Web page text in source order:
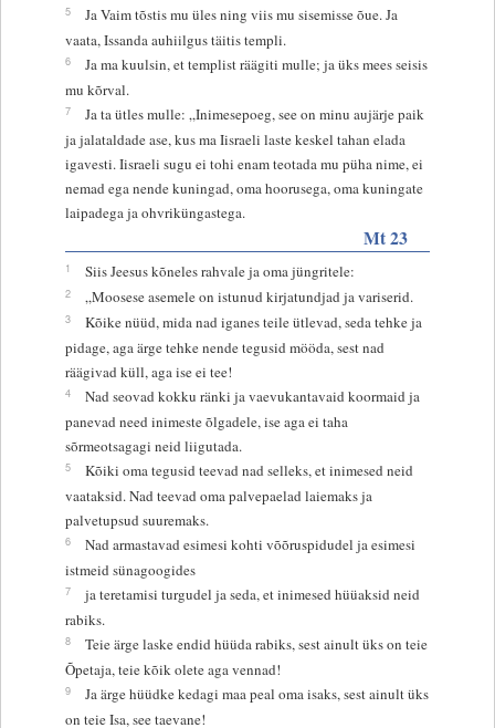
5
Ja Vaim tõstis mu üles ning viis mu sisemisse õue. Ja
vaata, Issanda auhiilgus täitis templi.
6
Ja ma kuulsin, et templist räägiti mulle; ja üks mees seisis
mu kõrval.
7
Ja ta ütles mulle: „Inimesepoeg, see on minu aujärje paik
ja jalataldade ase, kus ma Iisraeli laste keskel tahan elada
igavesti. Iisraeli sugu ei tohi enam teotada mu püha nime, ei
nemad ega nende kuningad, oma hoorusega, oma kuningate
laipadega ja ohvriküngastega.
Mt 23
1 Siis Jeesus kõneles rahvale ja oma jüngritele:
2 „Moosese asemele on istunud kirjatundjad ja variserid.
3
Kõike nüüd, mida nad iganes teile ütlevad, seda tehke ja
pidage, aga ärge tehke nende tegusid mööda, sest nad
räägivad küll, aga ise ei tee!
4
Nad seovad kokku ränki ja vaevukantavaid koormaid ja
panevad need inimeste õlgadele, ise aga ei taha
sõrmeotsagagi neid liigutada.
5
Kõiki oma tegusid teevad nad selleks, et inimesed neid
vaataksid. Nad teevad oma palvepaelad laiemaks ja
palvetupsud suuremaks.
6
Nad armastavad esimesi kohti võõruspidudel ja esimesi
istmeid sünagoogides
7
ja teretamisi turgudel ja seda, et inimesed hüüaksid neid
rabiks.
8
Teie ärge laske endid hüüda rabiks, sest ainult üks on teie
Õpetaja, teie kõik olete aga vennad!
9
Ja ärge hüüdke kedagi maa peal oma isaks, sest ainult üks
on teie Isa, see taevane!